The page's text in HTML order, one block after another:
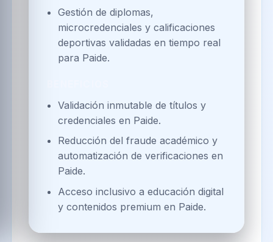
Gestión de diplomas,
microcredenciales y calificaciones
deportivas validadas en tiempo real
para Paide.
Validación inmutable de títulos y
credenciales en Paide.
Reducción del fraude académico y
automatización de verificaciones en
Paide.
Acceso inclusivo a educación digital
y contenidos premium en Paide.